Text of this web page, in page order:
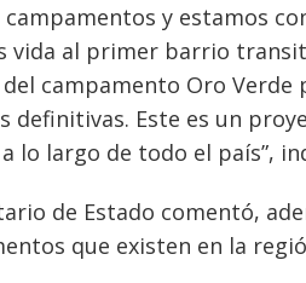
campamentos y estamos
vida al primer barrio
campamento Oro Verde
definitivas. Este es un
lo largo de todo el país”,
de Estado comentó,
que existen en la